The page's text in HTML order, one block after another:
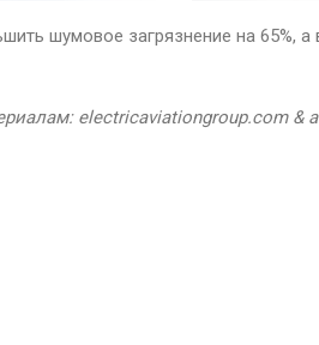
шумовое загрязнение на 65%,
electricaviationgroup.com &